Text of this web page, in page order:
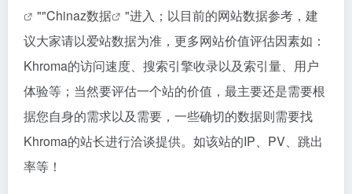
""Chinaz数据
"进入；以目前的网站数据参考，建
议大家请以爱站数据为准，更多网站价值评估因素如：
Khroma的访问速度、搜索引擎收录以及索引量、用户
体验等；当然要评估一个站的价值，最主要还是需要根
据您自身的需求以及需要，一些确切的数据则需要找
Khroma的站长进行洽谈提供。如该站的IP、PV、跳出
率等！